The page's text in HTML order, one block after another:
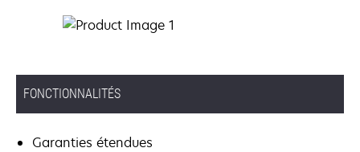
FONCTIONNALITÉS
Garanties étendues